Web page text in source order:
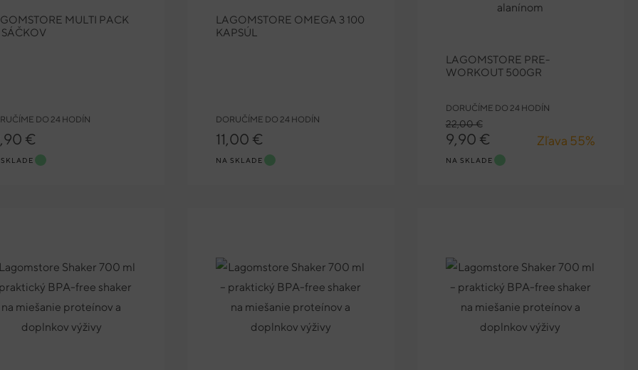
MULTI PACK
DO 24 HODÍN
€
LAGOMSTORE OMEGA 3 100
KAPSÚL
DORUČÍME DO 24 HODÍN
11,00 €
NA SKLADE
LAGOMSTORE PRE-
WORKOUT 500GR
Zľava 55%
DORUČÍME DO 24 HODÍN
22,00 €
9,90 €
NA SKLADE